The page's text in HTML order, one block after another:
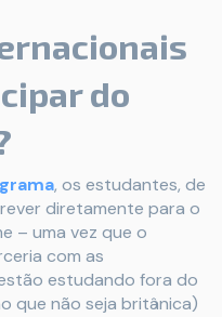
do
, os estudantes, de
diretamente para o
– uma vez que o
com as
estudando fora do
que não seja britânica)